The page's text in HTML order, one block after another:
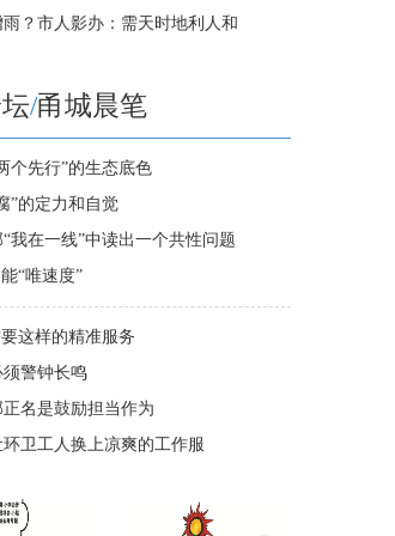
？市人影办：需天时地利人和
/甬城晨笔
个先行”的生态底色
”的定力和自觉
我在一线”中读出一个共性问题
“唯速度”
这样的精准服务
警钟长鸣
名是鼓励担当作为
卫工人换上凉爽的工作服